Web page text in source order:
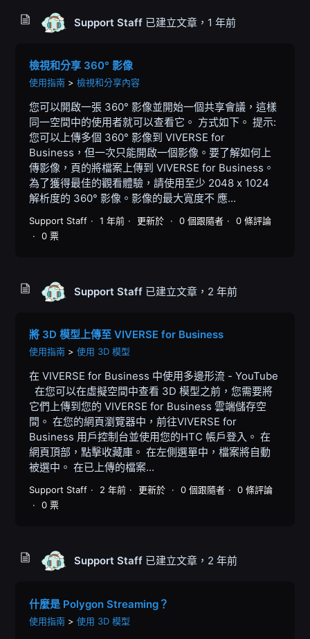
Support Staff 已建立文章， 1 年前
檢視和分享 360° 影像
使用指南 檢視和分享內容
您可以開啟一張 360° 影像並開始一個共享會議，這樣
同一空間中的使用者就可以查看它。 方式如下。 提示:
您可以上傳多個 360° 影像到 VIVERSE for
Business，但一次只能開啟一個影像。要了解如何上
傳影像，頁的將檔案上傳到 VIVERSE for Business。
為了獲得最佳的觀看體驗，請使用至少 2048 x 1024
解析度的 360° 影像。影像的最大寬度不 應...
Support Staff 1 年前 更新於 0 個跟隨者
0 條評論
0 票
Support Staff 已建立文章， 2 年前
將 3D 模型上傳至 VIVERSE for Business
使用指南 使用 3D 模型
在 VIVERSE for Business 中使用多邊形流 - YouTube
在您可以在虛擬空間中查看 3D 模型之前，您需要將
它們上傳到您的 VIVERSE for Business 雲端儲存空
間。 在您的網頁瀏覽器中，前往VIVERSE for
Business 用戶控制台並使用您的HTC 帳戶登入。 在
網頁頂部，點擊收藏庫。 在左側選單中，檔案將自動
被選中。 在已上傳的檔案...
Support Staff 2 年前 更新於 0 個跟隨者
0 條評論
0 票
Support Staff 已建立文章， 2 年前
什麼是 Polygon Streaming？
使用指南 使用 3D 模型